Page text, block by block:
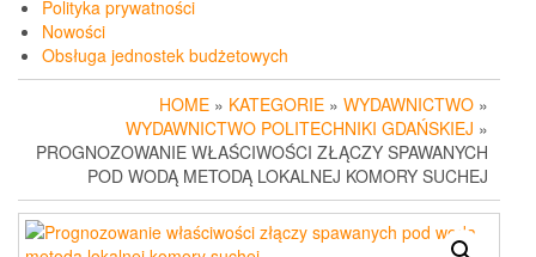
Polityka prywatności
Nowości
Obsługa jednostek budżetowych
HOME » KATEGORIE » WYDAWNICTWO »
WYDAWNICTWO POLITECHNIKI GDAŃSKIEJ »
PROGNOZOWANIE WŁAŚCIWOŚCI ZŁĄCZY SPAWANYCH
POD WODĄ METODĄ LOKALNEJ KOMORY SUCHEJ